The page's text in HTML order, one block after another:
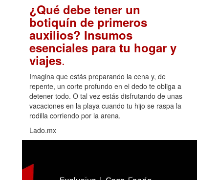
¿Qué debe tener un
botiquín de primeros
auxilios? Insumos
esenciales para tu hogar y
viajes.
Imagina que estás preparando la cena y, de
repente, un corte profundo en el dedo te obliga a
detener todo. O tal vez estás disfrutando de unas
vacaciones en la playa cuando tu hijo se raspa la
rodilla corriendo por la arena.
Lado.mx